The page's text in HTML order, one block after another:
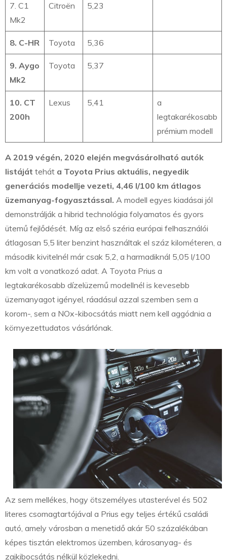
7. C1
Mk2
Citroën 5,23
8. C-HR Toyota 5,36
9. Aygo
Mk2
Toyota 5,37
10. CT
200h
Lexus 5,41
a
legtakarékosabb
prémium modell
A 2019 végén, 2020 elején megvásárolható autók
listáját tehát a Toyota Prius aktuális, negyedik
generációs modellje vezeti, 4,46 l/100 km átlagos
üzemanyag-fogyasztással. A modell egyes kiadásai jól
demonstrálják a hibrid technológia folyamatos és gyors
ütemű fejlődését. Míg az első széria európai felhasználói
átlagosan 5,5 liter benzint használtak el száz kilométeren, a
második kivitelnél már csak 5,2, a harmadiknál 5,05 l/100
km volt a vonatkozó adat. A Toyota Prius a
legtakarékosabb dízelüzemű modellnél is kevesebb
üzemanyagot igényel, ráadásul azzal szemben sem a
korom-, sem a NOx-kibocsátás miatt nem kell aggódnia a
környezettudatos vásárlónak.
Az sem mellékes, hogy ötszemélyes utasterével és 502
literes csomagtartójával a Prius egy teljes értékű családi
autó, amely városban a menetidő akár 50 százalékában
képes tisztán elektromos üzemben, károsanyag- és
zajkibocsátás nélkül közlekedni.